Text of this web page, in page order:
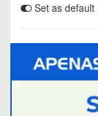
Set as default